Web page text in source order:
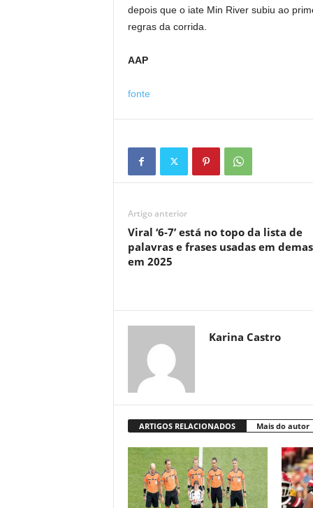
depois que o iate Min River subiu ao
regras da corrida.
AAP
fonte
Artigo anterior
Viral ‘6-7’ está no topo da lista de
palavras e frases usadas em
em 2025
Karina Castro
ARTIGOS RELACIONADOS Mais do autor